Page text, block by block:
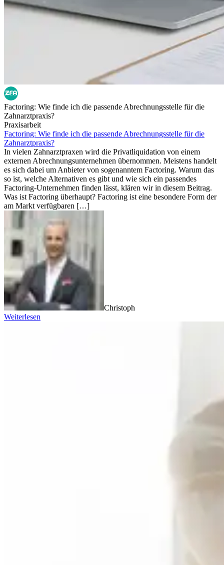
Factoring: Wie finde ich die passende Abrechnungsstelle für die
Zahnarztpraxis?
Praxisarbeit
Factoring: Wie finde ich die passende Abrechnungsstelle für die
Zahnarztpraxis?
In vielen Zahnarztpraxen wird die Privatliquidation von einem
externen Abrechnungsunternehmen übernommen. Meistens handelt
es sich dabei um Anbieter von sogenanntem Factoring. Warum das
so ist, welche Alternativen es gibt und wie sich ein passendes
Factoring-Unternehmen finden lässt, klären wir in diesem Beitrag.
Was ist Factoring überhaupt? Factoring ist eine besondere Form der
am Markt verfügbaren […]
Christoph
Weiterlesen